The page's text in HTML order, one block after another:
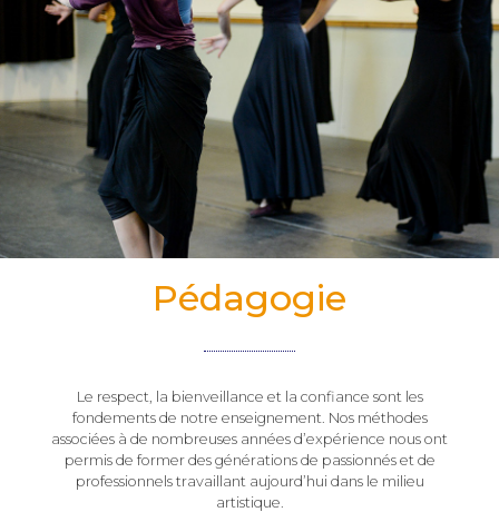
Pédagogie
Le respect, la bienveillance et la confiance sont les
fondements de notre enseignement. Nos méthodes
associées à de nombreuses années d’expérience nous ont
permis de former des générations de passionnés et de
professionnels travaillant aujourd’hui dans le milieu
artistique.